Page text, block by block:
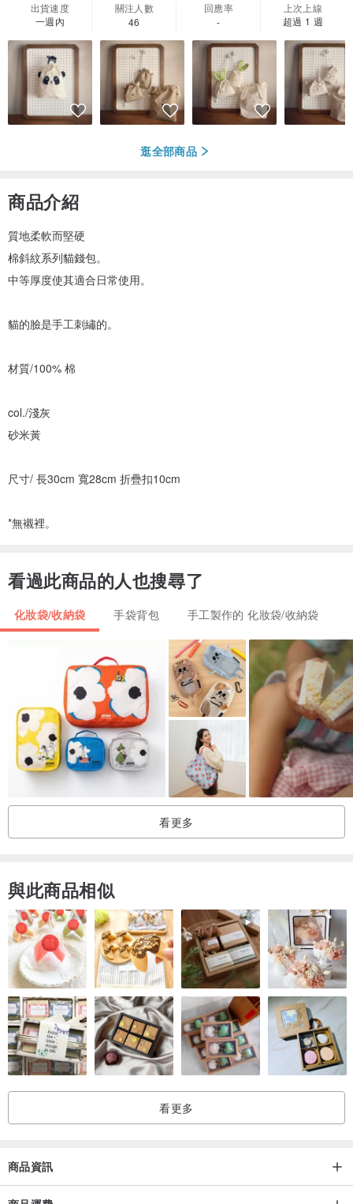
出貨速度
一週內
關注人數
46
回應率
-
上次上線
超過 1 週
逛全部商品
商品介紹
質地柔軟而堅硬
棉斜紋系列貓錢包。
中等厚度使其適合日常使用。
貓的臉是手工刺繡的。
材質/100% 棉
col./淺灰
砂米黃
尺寸/ 長30cm 寬28cm 折疊扣10cm
*無襯裡。
看過此商品的人也搜尋了
化妝袋/收納袋 手袋背包 手工製作的 化妝袋/收納袋
看更多
與此商品相似
看更多
商品資訊